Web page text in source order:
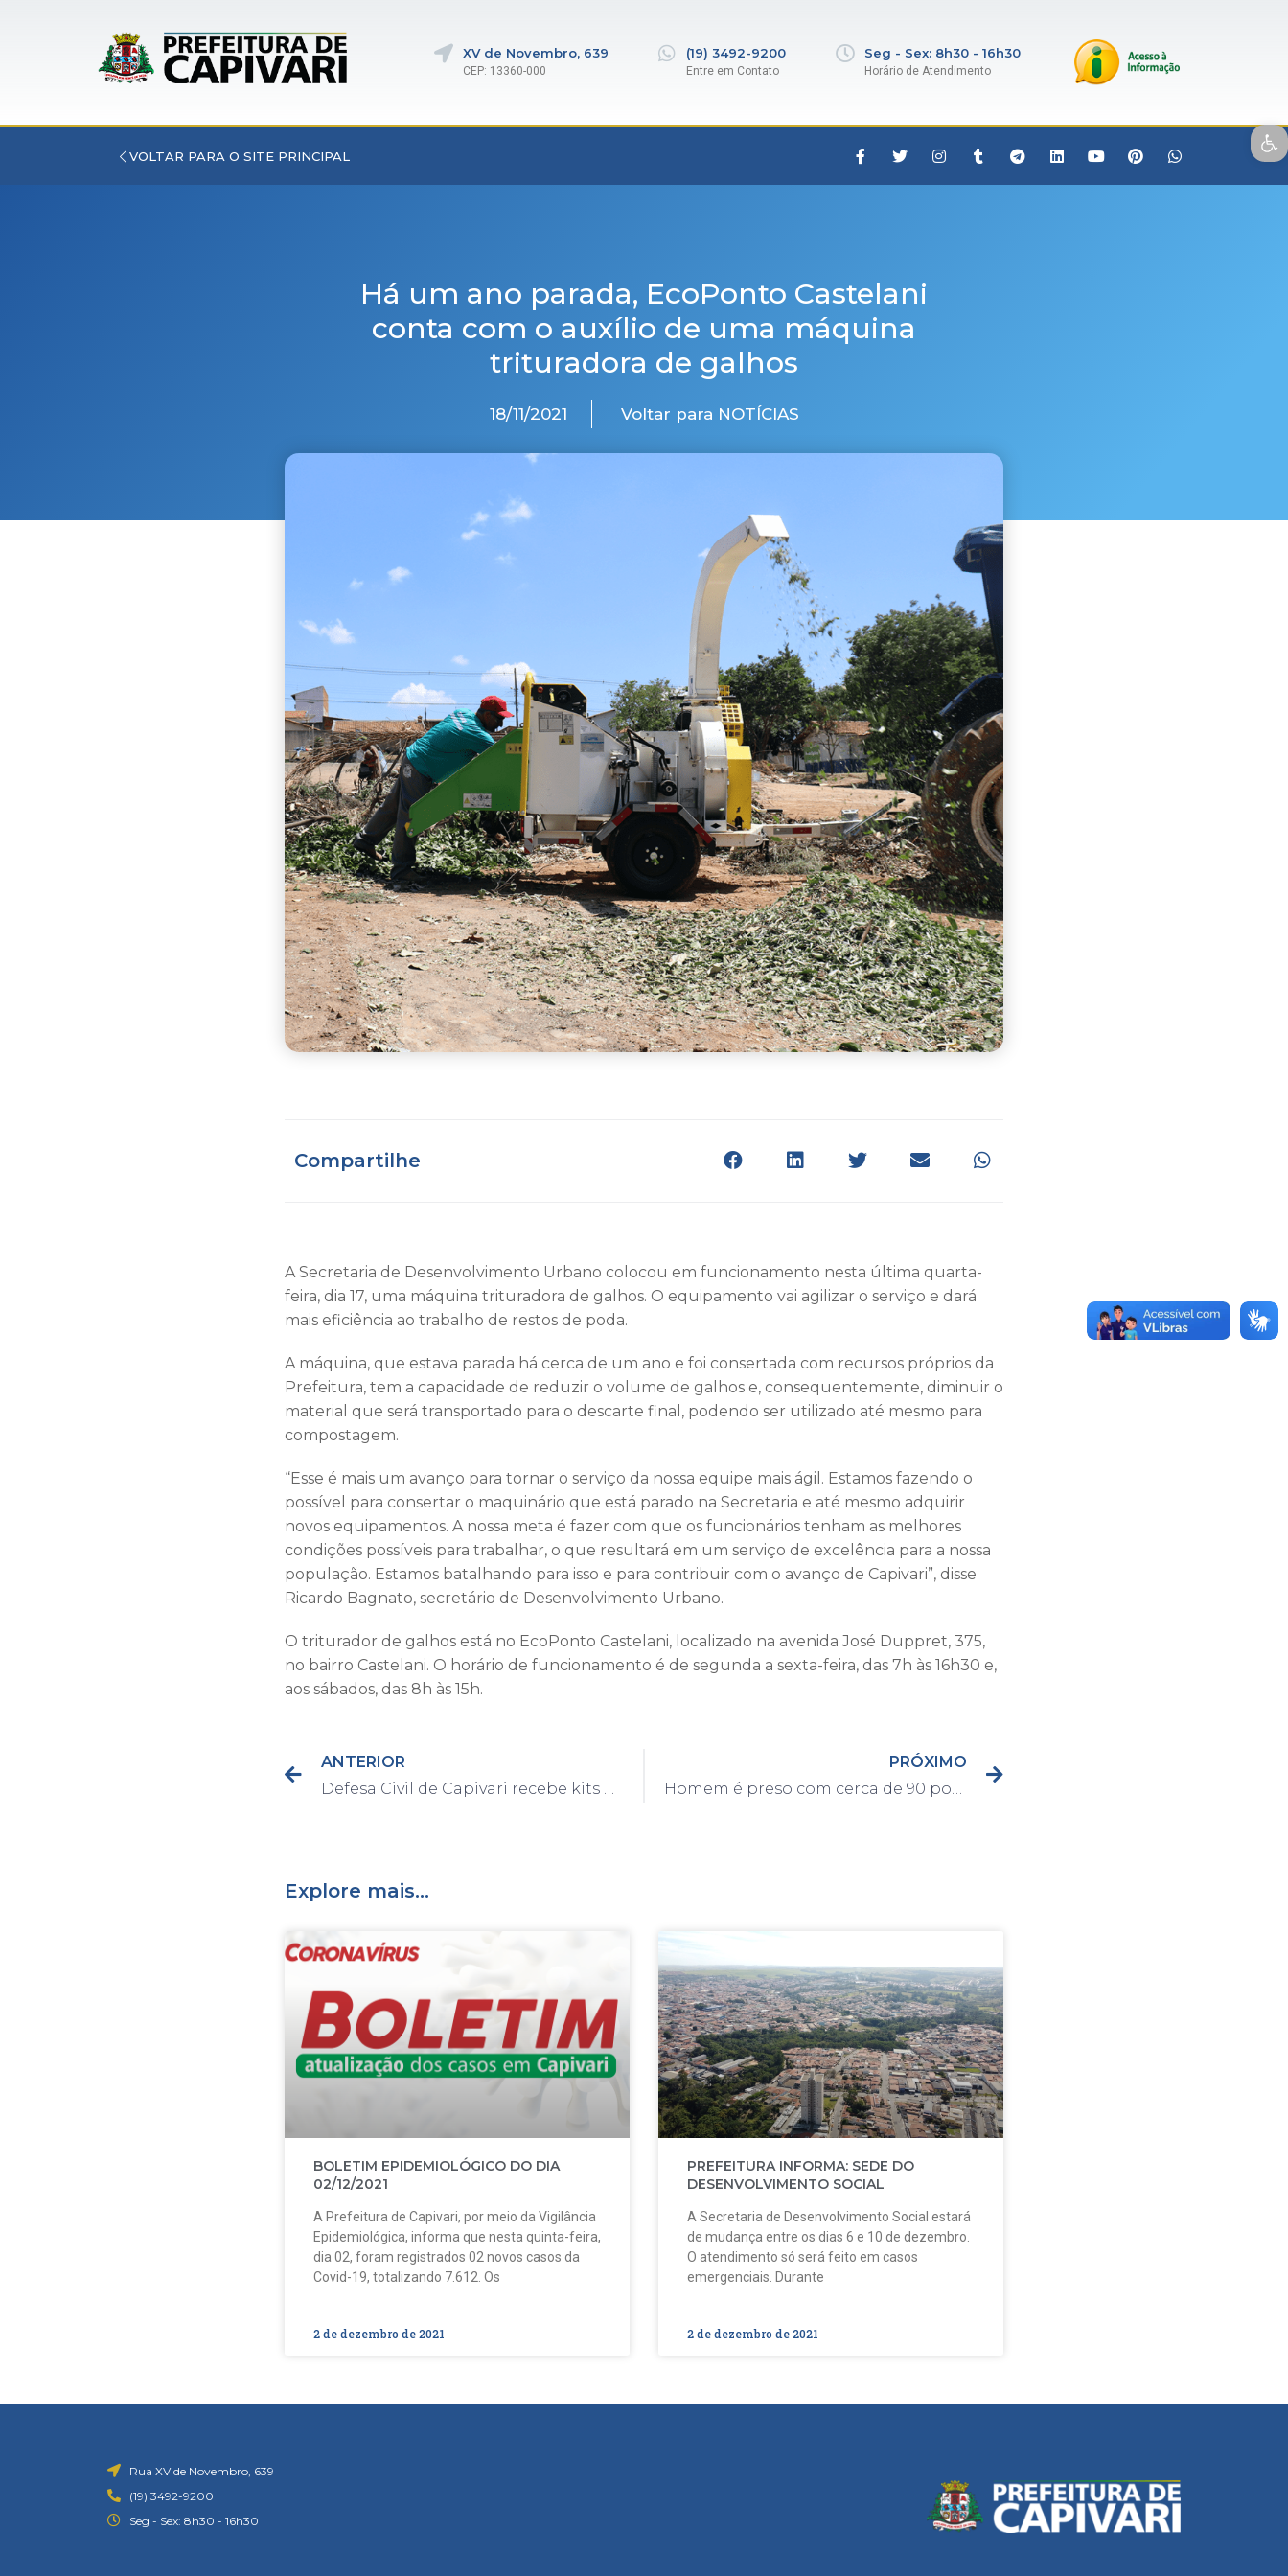
Open toolbar
XV de Novembro, 639
CEP: 13360-000
(19) 3492-9200
Entre em Contato
Seg - Sex: 8h30 - 16h30
Horário de Atendimento
VOLTAR PARA O SITE PRINCIPAL
Há um ano parada, EcoPonto Castelani
conta com o auxílio de uma máquina
trituradora de galhos
18/11/2021 Voltar para NOTÍCIAS
Compartilhe
A Secretaria de Desenvolvimento Urbano colocou em funcionamento nesta última quarta-
feira, dia 17, uma máquina trituradora de galhos. O equipamento vai agilizar o serviço e dará
mais eficiência ao trabalho de restos de poda.
A máquina, que estava parada há cerca de um ano e foi consertada com recursos próprios da
Prefeitura, tem a capacidade de reduzir o volume de galhos e, consequentemente, diminuir o
material que será transportado para o descarte final, podendo ser utilizado até mesmo para
compostagem.
“Esse é mais um avanço para tornar o serviço da nossa equipe mais ágil. Estamos fazendo o
possível para consertar o maquinário que está parado na Secretaria e até mesmo adquirir
novos equipamentos. A nossa meta é fazer com que os funcionários tenham as melhores
condições possíveis para trabalhar, o que resultará em um serviço de excelência para a nossa
população. Estamos batalhando para isso e para contribuir com o avanço de Capivari”, disse
Ricardo Bagnato, secretário de Desenvolvimento Urbano.
O triturador de galhos está no EcoPonto Castelani, localizado na avenida José Duppret, 375,
no bairro Castelani. O horário de funcionamento é de segunda a sexta-feira, das 7h às 16h30 e,
aos sábados, das 8h às 15h.
ANTERIOR
PRÓXIMO
Explore mais...
BOLETIM EPIDEMIOLÓGICO DO DIA
02/12/2021
A Prefeitura de Capivari, por meio da Vigilância
Epidemiológica, informa que nesta quinta-feira,
dia 02, foram registrados 02 novos casos da
Covid-19, totalizando 7.612. Os
2 de dezembro de 2021
PREFEITURA INFORMA: SEDE DO
DESENVOLVIMENTO SOCIAL
A Secretaria de Desenvolvimento Social estará
de mudança entre os dias 6 e 10 de dezembro.
O atendimento só será feito em casos
emergenciais. Durante
2 de dezembro de 2021
Rua XV de Novembro, 639
(19) 3492-9200
Seg - Sex: 8h30 - 16h30